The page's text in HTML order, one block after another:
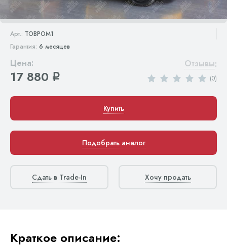
Арт.: TOBPOM1
Гарантия: 6 месяцев
Цена:
17 880 q
Отзывы:
(0)
Купить
Подобрать аналог
Сдать в Trade-In Хочу продать
Краткое описание: